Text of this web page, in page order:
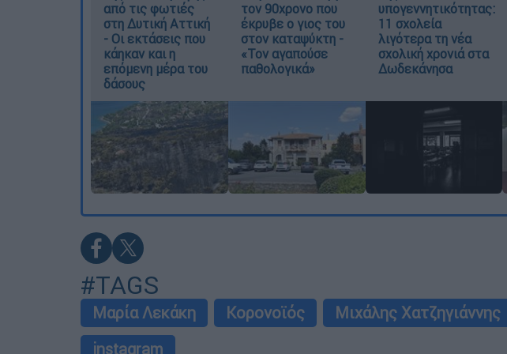
από τις φωτιές
στη Δυτική Αττική
- Οι εκτάσεις που
κάηκαν και η
επόμενη μέρα του
δάσους
τον 90χρονο που
έκρυβε ο γιος του
στον καταψύκτη -
«Τον αγαπούσε
παθολογικά»
υπογεννητικότητας:
11 σχολεία
λιγότερα τη νέα
σχολική χρονιά στα
Δωδεκάνησα
#TAGS
Μαρία Λεκάκη Κορονοϊός Μιχάλης Χατζηγιάννης
instagram